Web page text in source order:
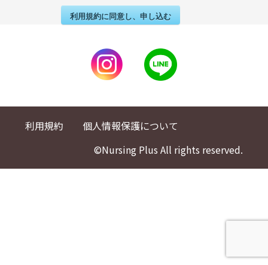
利用規約に同意し、申し込む
利用規約
個人情報保護について
©Nursing Plus All rights reserved.